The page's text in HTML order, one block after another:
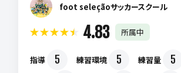
foot seleçãoサッカースクール
4.83 所属中
指導 5 練習環境 5 練習量 5